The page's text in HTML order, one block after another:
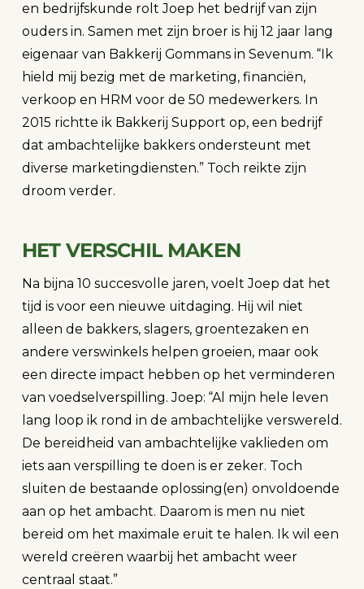
en bedrijfskunde rolt Joep het bedrijf van zijn
ouders in. Samen met zijn broer is hij 12 jaar lang
eigenaar van Bakkerij Gommans in Sevenum. “Ik
hield mij bezig met de marketing, financiën,
verkoop en HRM voor de 50 medewerkers. In
2015 richtte ik Bakkerij Support op, een bedrijf
dat ambachtelijke bakkers ondersteunt met
diverse marketingdiensten.” Toch reikte zijn
droom verder.
HET VERSCHIL MAKEN
Na bijna 10 succesvolle jaren, voelt Joep dat het
tijd is voor een nieuwe uitdaging. Hij wil niet
alleen de bakkers, slagers, groentezaken en
andere verswinkels helpen groeien, maar ook
een directe impact hebben op het verminderen
van voedselverspilling. Joep: “Al mijn hele leven
lang loop ik rond in de ambachtelijke verswereld.
De bereidheid van ambachtelijke vaklieden om
iets aan verspilling te doen is er zeker. Toch
sluiten de bestaande oplossing(en) onvoldoende
aan op het ambacht. Daarom is men nu niet
bereid om het maximale eruit te halen. Ik wil een
wereld creëren waarbij het ambacht weer
centraal staat.”